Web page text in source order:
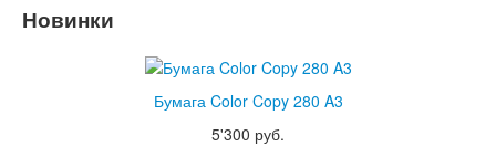
Новинки
Бумага Color Copy 280 A3
5'300 руб.